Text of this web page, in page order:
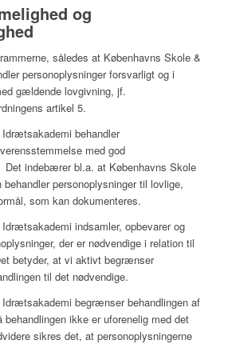
og
således at Københavns Skole &
personoplysninger forsvarligt og i
gældende lovgivning, jf.
artikel 5.
behandler
med god
indebærer bl.a. at Københavns Skole
personoplysninger til lovlige,
som kan dokumenteres.
indsamler, opbevarer og
der er nødvendige i relation til
betyder, at vi aktivt begrænser
til det nødvendige.
begrænser behandlingen af
behandlingen ikke er uforenelig med det
sikres det, at personoplysningerne